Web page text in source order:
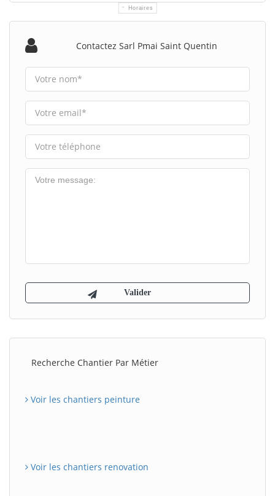
Horaires
Contactez Sarl Pmai Saint Quentin
Recherche Chantier Par Métier
Voir les chantiers peinture
Voir les chantiers renovation